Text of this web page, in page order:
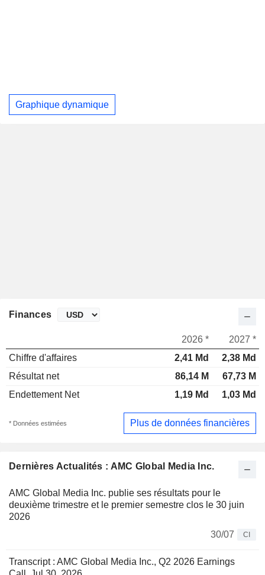
Graphique dynamique
Dernières Actualités : AMC Global Media Inc.
AMC Global Media Inc. publie ses résultats pour le
deuxième trimestre et le premier semestre clos le 30 juin
2026
30/07
CI
Transcript : AMC Global Media Inc., Q2 2026 Earnings
Finances
2026 *
2027 *
Chiffre d'affaires
2,41 Md
2,38 Md
Résultat net
86,14 M
67,73 M
Endettement Net
1,19 Md 1,03 Md
* Données estimées Plus de données financières